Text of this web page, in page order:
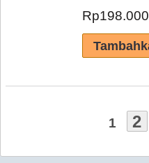
Rp198.000
1 2